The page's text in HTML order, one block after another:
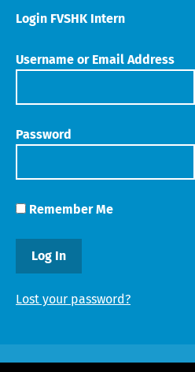
Login FVSHK Intern
Username or Email Address
Password
Remember Me
Lost your password?